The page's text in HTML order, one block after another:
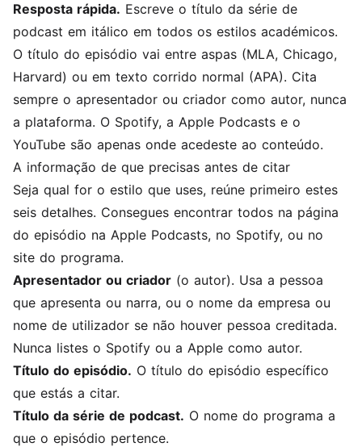
Resposta rápida. Escreve o título da série de
podcast em itálico em todos os estilos académicos.
O título do episódio vai entre aspas (MLA, Chicago,
Harvard) ou em texto corrido normal (APA). Cita
sempre o apresentador ou criador como autor, nunca
a plataforma. O Spotify, a Apple Podcasts e o
YouTube são apenas onde acedeste ao conteúdo.
A informação de que precisas antes de citar
Seja qual for o estilo que uses, reúne primeiro estes
seis detalhes. Consegues encontrar todos na página
do episódio na Apple Podcasts, no Spotify, ou no
site do programa.
Apresentador ou criador (o autor). Usa a pessoa
que apresenta ou narra, ou o nome da empresa ou
nome de utilizador se não houver pessoa creditada.
Nunca listes o Spotify ou a Apple como autor.
Título do episódio. O título do episódio específico
que estás a citar.
Título da série de podcast. O nome do programa a
que o episódio pertence.